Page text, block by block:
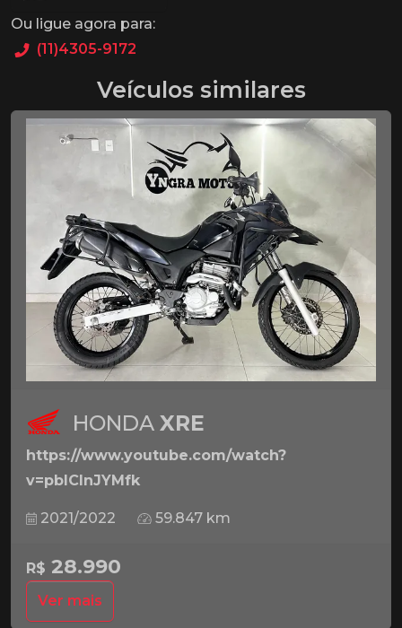
Ou ligue agora para:
(11)4305-9172
Veículos similares
HONDA XRE
https://www.youtube.com/watch?
v=pbICInJYMfk
2021/2022 59.847 km
R$ 28.990
Ver mais